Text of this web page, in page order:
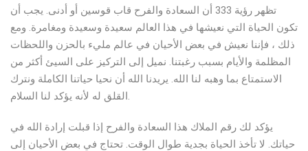
تظهر رؤية 333 أن السعادة والفرح قاب قوسين أو أدنى. يجب أن
تكون الحياة التي نعيشها في هذا العالم سعيدة وسعيدة ومغامرة. ومع
ذلك ، فإننا نعيش في بعض الأحيان في عالم مليء بالحزن واللحظات
المظلمة والأيام بسبب رغبتنا. نميل إلى التركيز على السيئ أكثر من
الاستمتاع بما وهبه لنا الله. يريدنا الله أن نحيا حياتنا الكاملة ونترك
القلق له لأنه يؤكد لنا السلام.
يؤكد لك رقم الملاك هذا السعادة والفرح إذا قبلت إرادة الله في
حياتك. لا تأخذ الحياة بجدية طوال الوقت. تحتاج في بعض الأحيان إلى